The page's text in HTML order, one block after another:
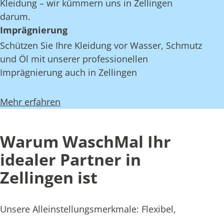
Kleidung – wir kümmern uns in Zellingen
darum.
Imprägnierung
Schützen Sie Ihre Kleidung vor Wasser, Schmutz
und Öl mit unserer professionellen
Imprägnierung auch in Zellingen
Mehr erfahren
Warum WaschMal Ihr
idealer Partner in
Zellingen ist
Unsere Alleinstellungsmerkmale: Flexibel,